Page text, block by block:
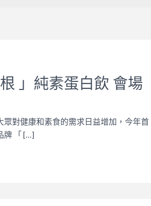
」純素蛋白飲 會場
對健康和素食的需求日益增加，今年首
牌 「 […]